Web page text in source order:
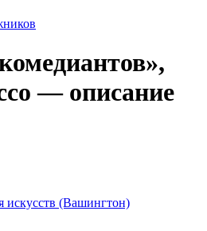
— описание
искусств (Вашингтон)